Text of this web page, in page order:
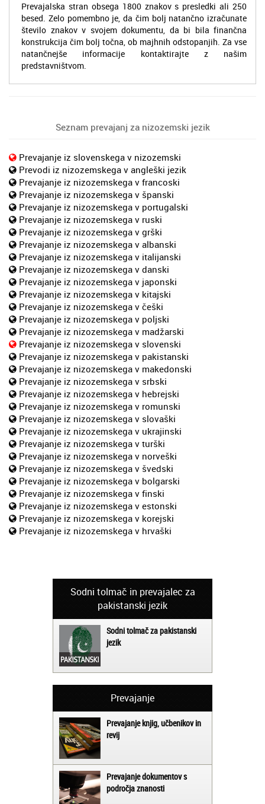
Prevajalska stran obsega 1800 znakov s presledki ali 250
besed. Zelo pomembno je, da čim bolj natančno izračunate
število znakov v svojem dokumentu, da bi bila finančna
konstrukcija čim bolj točna, ob majhnih odstopanjih. Za vse
natančnejše informacije kontaktirajte z našim
predstavništvom.
Seznam prevajanj za nizozemski jezik
Prevajanje iz slovenskega v nizozemski
Prevodi iz nizozemskega v angleški jezik
Prevajanje iz nizozemskega v francoski
Prevajanje iz nizozemskega v španski
Prevajanje iz nizozemskega v portugalski
Prevajanje iz nizozemskega v ruski
Prevajanje iz nizozemskega v grški
Prevajanje iz nizozemskega v albanski
Prevajanje iz nizozemskega v italijanski
Prevajanje iz nizozemskega v danski
Prevajanje iz nizozemskega v japonski
Prevajanje iz nizozemskega v kitajski
Prevajanje iz nizozemskega v češki
Prevajanje iz nizozemskega v poljski
Prevajanje iz nizozemskega v madžarski
Prevajanje iz nizozemskega v slovenski
Prevajanje iz nizozemskega v pakistanski
Prevajanje iz nizozemskega v makedonski
Prevajanje iz nizozemskega v srbski
Prevajanje iz nizozemskega v hebrejski
Prevajanje iz nizozemskega v romunski
Prevajanje iz nizozemskega v slovaški
Prevajanje iz nizozemskega v ukrajinski
Prevajanje iz nizozemskega v turški
Prevajanje iz nizozemskega v norveški
Prevajanje iz nizozemskega v švedski
Prevajanje iz nizozemskega v bolgarski
Prevajanje iz nizozemskega v finski
Prevajanje iz nizozemskega v estonski
Prevajanje iz nizozemskega v korejski
Prevajanje iz nizozemskega v hrvaški
Sodni tolmač in prevajalec za
pakistanski jezik
Sodni tolmač za pakistanski
jezik
Prevajanje
Prevajanje knjig, učbenikov in
revij
Prevajanje dokumentov s
področja znanosti